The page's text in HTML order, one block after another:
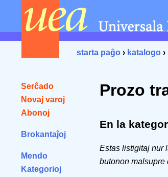
starta paĝo › katalogo ›
Serĉado
Novaj varoj
Abonoj
Brokantaĵoj
Mendo
Kategorioj
Prozo
En la
Estas listigitaj nur
butonon malsupre